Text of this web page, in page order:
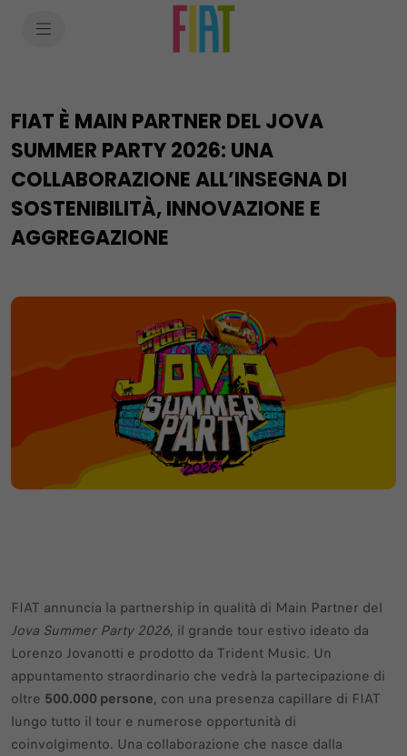
FIAT È MAIN PARTNER DEL JOVA
SUMMER PARTY 2026: UNA
COLLABORAZIONE ALL’INSEGNA DI
SOSTENIBILITÀ, INNOVAZIONE E
AGGREGAZIONE
FIAT annuncia la partnership in qualità di Main Partner del
Jova Summer Party 2026, il grande tour estivo ideato da
Lorenzo Jovanotti e prodotto da Trident Music. Un
appuntamento straordinario che vedrà la partecipazione di
oltre 500.000 persone, con una presenza capillare di FIAT
lungo tutto il tour e numerose opportunità di
coinvolgimento. Una collaborazione che nasce dalla